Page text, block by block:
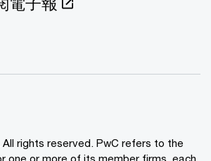
All rights reserved. PwC refers to the
one or more of its member firms, each